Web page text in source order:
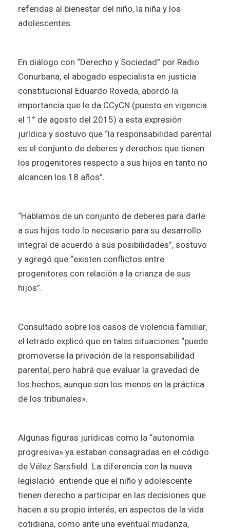
referidas al bienestar del niño, la niña y los
adolescentes.
En diálogo con “Derecho y Sociedad” por Radio
Conurbana, el abogado especialista en justicia
constitucional Eduardo Roveda, abordó la
importancia que le da CCyCN (puesto en vigencia
el 1° de agosto del 2015) a esta expresión
jurídica y sostuvo que “la responsabilidad parental
es el conjunto de deberes y derechos que tienen
los progenitores respecto a sus hijos en tanto no
alcancen los 18 años”.
“Hablamos de un conjunto de deberes para darle
a sus hijos todo lo necesario para su desarrollo
integral de acuerdo a sus posibilidades”, sostuvo
y agregó que “existen conflictos entre
progenitores con relación a la crianza de sus
hijos”.
Consultado sobre los casos de violencia familiar,
el letrado explicó que en tales situaciones “puede
promoverse la privación de la responsabilidad
parental, pero habrá que evaluar la gravedad de
los hechos, aunque son los menos en la práctica
de los tribunales».
Algunas figuras jurídicas como la “autonomía
progresiva» ya estaban consagradas en el código
de Vélez Sarsfield. La diferencia con la nueva
legislació entiende que el niño y adolescente
tienen derecho a participar en las decisiones que
hacen a su propio interés, en aspectos de la vida
cotidiana, como ante una eventual mudanza,